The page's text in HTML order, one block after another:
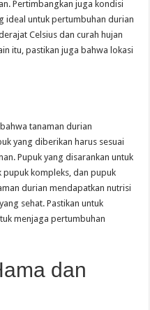
Pertimbangkan juga kondisi
ideal untuk pertumbuhan durian
Celsius dan curah hujan
itu, pastikan juga bahwa lokasi
tanaman durian
yang diberikan harus sesuai
Pupuk yang disarankan untuk
kompleks, dan pupuk
durian mendapatkan nutrisi
sehat. Pastikan untuk
menjaga pertumbuhan
dan